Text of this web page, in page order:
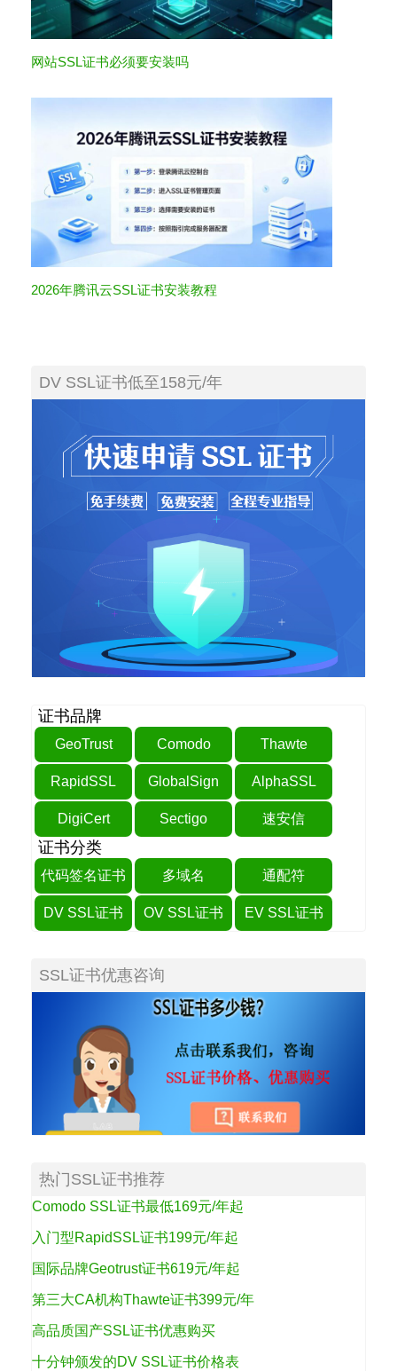
网站SSL证书必须要安装吗
2026年腾讯云SSL证书安装教程
DV SSL证书低至158元/年
证书品牌
GeoTrust Comodo Thawte
RapidSSL GlobalSign AlphaSSL
DigiCert Sectigo 速安信
证书分类
代码签名证书 多域名 通配符
DV SSL证书 OV SSL证书 EV SSL证书
SSL证书优惠咨询
热门SSL证书推荐
Comodo SSL证书最低169元/年起
入门型RapidSSL证书199元/年起
国际品牌Geotrust证书619元/年起
第三大CA机构Thawte证书399元/年
高品质国产SSL证书优惠购买
十分钟颁发的DV SSL证书价格表